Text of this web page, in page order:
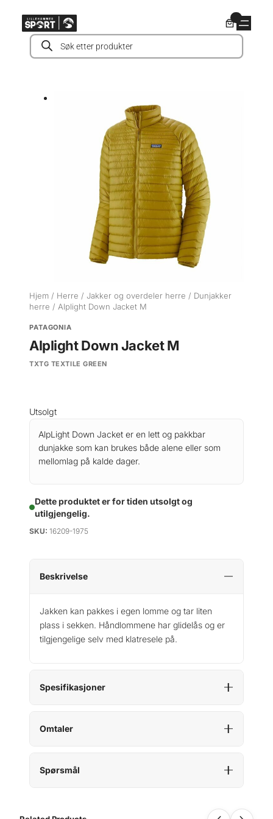
innholdProducts
search
Hjem / Herre / Jakker og overdeler herre / Dunjakker
herre / Alplight Down Jacket M
PATAGONIA
Alplight Down Jacket M
TXTG TEXTILE GREEN
Utsolgt
AlpLight Down Jacket er en lett og pakkbar
dunjakke som kan brukes både alene eller som
mellomlag på kalde dager.
Dette produktet er for tiden utsolgt og
utilgjengelig.
SKU: 16209-1975
Beskrivelse
Jakken kan pakkes i egen lomme og tar liten
plass i sekken. Håndlommene har glidelås og er
tilgjengelige selv med klatresele på.
Spesifikasjoner
Omtaler
Spørsmål